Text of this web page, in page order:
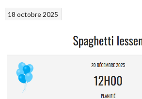
18 octobre 2025